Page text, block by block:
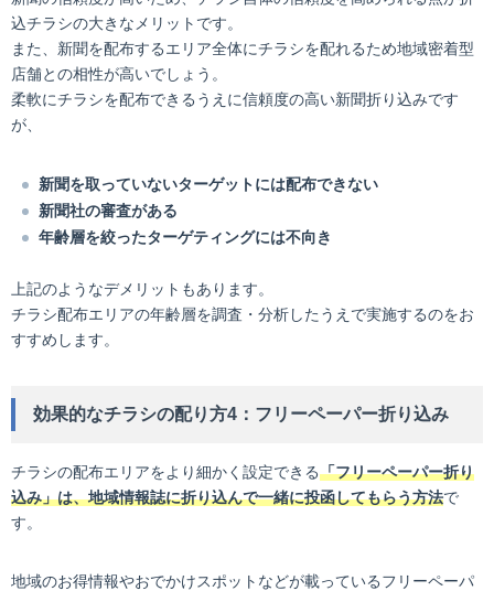
込チラシの大きなメリットです。
また、新聞を配布するエリア全体にチラシを配れるため地域密着型
店舗との相性が高いでしょう。
柔軟にチラシを配布できるうえに信頼度の高い新聞折り込みです
が、
新聞を取っていないターゲットには配布できない
新聞社の審査がある
年齢層を絞ったターゲティングには不向き
上記のようなデメリットもあります。
チラシ配布エリアの年齢層を調査・分析したうえで実施するのをお
すすめします。
効果的なチラシの配り方4：フリーペーパー折り込み
チラシの配布エリアをより細かく設定できる「フリーペーパー折り
込み」は、地域情報誌に折り込んで一緒に投函してもらう方法で
す。
地域のお得情報やおでかけスポットなどが載っているフリーペーパ